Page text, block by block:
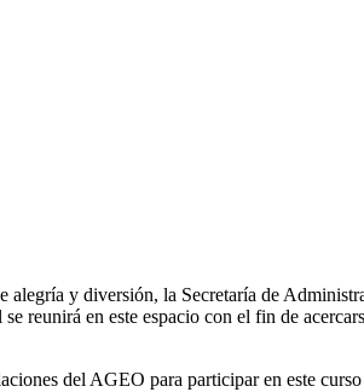
y diversión, la Secretaría de
reunirá en este espacio con el fin de
del AGEO para participar en este